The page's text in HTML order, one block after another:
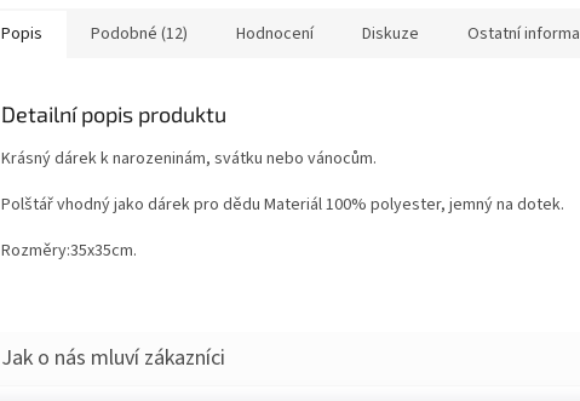
Popis Podobné (12) Hodnocení Diskuze Ostatní
Detailní popis produktu
Krásný dárek k narozeninám, svátku nebo vánocům.
Polštář vhodný jako dárek pro dědu Materiál 100% polyester, jemný na dotek.
Rozměry:35x35cm.